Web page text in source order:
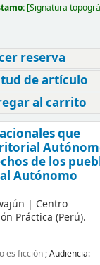
Signatura
reserva
de artículo
al carrito
que
de los
Autónomo
| Centro
Práctica (Perú).
es ficción; Audiencia: